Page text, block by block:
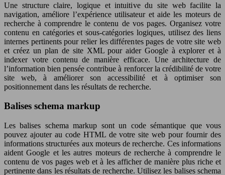
Une structure claire, logique et intuitive du site web facilite la
navigation, améliore l’expérience utilisateur et aide les moteurs de
recherche à comprendre le contenu de vos pages. Organisez votre
contenu en catégories et sous-catégories logiques, utilisez des liens
internes pertinents pour relier les différentes pages de votre site web
et créez un plan de site XML pour aider Google à explorer et à
indexer votre contenu de manière efficace. Une architecture de
l’information bien pensée contribue à renforcer la crédibilité de votre
site web, à améliorer son accessibilité et à optimiser son
positionnement dans les résultats de recherche.
Balises schema markup
Les balises schema markup sont un code sémantique que vous
pouvez ajouter au code HTML de votre site web pour fournir des
informations structurées aux moteurs de recherche. Ces informations
aident Google et les autres moteurs de recherche à comprendre le
contenu de vos pages web et à les afficher de manière plus riche et
pertinente dans les résultats de recherche. Utilisez les balises schema